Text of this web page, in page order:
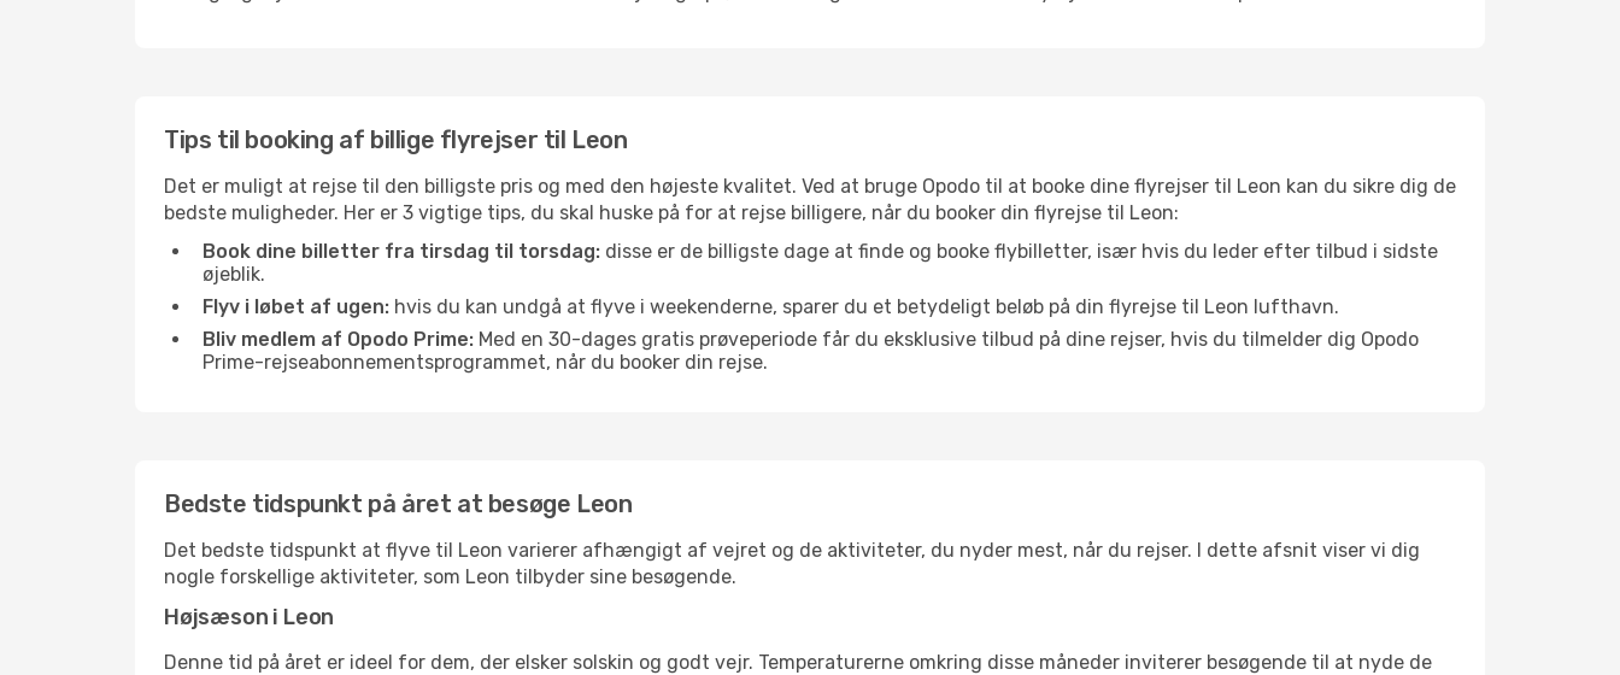
Tips til booking af billige flyrejser til Leon
Det er muligt at rejse til den billigste pris og med den højeste kvalitet. Ved at bruge Opodo til at booke dine flyrejser til Leon kan du sikre dig de
bedste muligheder. Her er 3 vigtige tips, du skal huske på for at rejse billigere, når du booker din flyrejse til Leon:
Book dine billetter fra tirsdag til torsdag: disse er de billigste dage at finde og booke flybilletter, især hvis du leder efter tilbud i sidste
øjeblik.
Flyv i løbet af ugen: hvis du kan undgå at flyve i weekenderne, sparer du et betydeligt beløb på din flyrejse til Leon lufthavn.
Bliv medlem af Opodo Prime: Med en 30-dages gratis prøveperiode får du eksklusive tilbud på dine rejser, hvis du tilmelder dig Opodo
Prime-rejseabonnementsprogrammet, når du booker din rejse.
Bedste tidspunkt på året at besøge Leon
Det bedste tidspunkt at flyve til Leon varierer afhængigt af vejret og de aktiviteter, du nyder mest, når du rejser. I dette afsnit viser vi dig
nogle forskellige aktiviteter, som Leon tilbyder sine besøgende.
Højsæson i Leon
Denne tid på året er ideel for dem, der elsker solskin og godt vejr. Temperaturerne omkring disse måneder inviterer besøgende til at nyde de